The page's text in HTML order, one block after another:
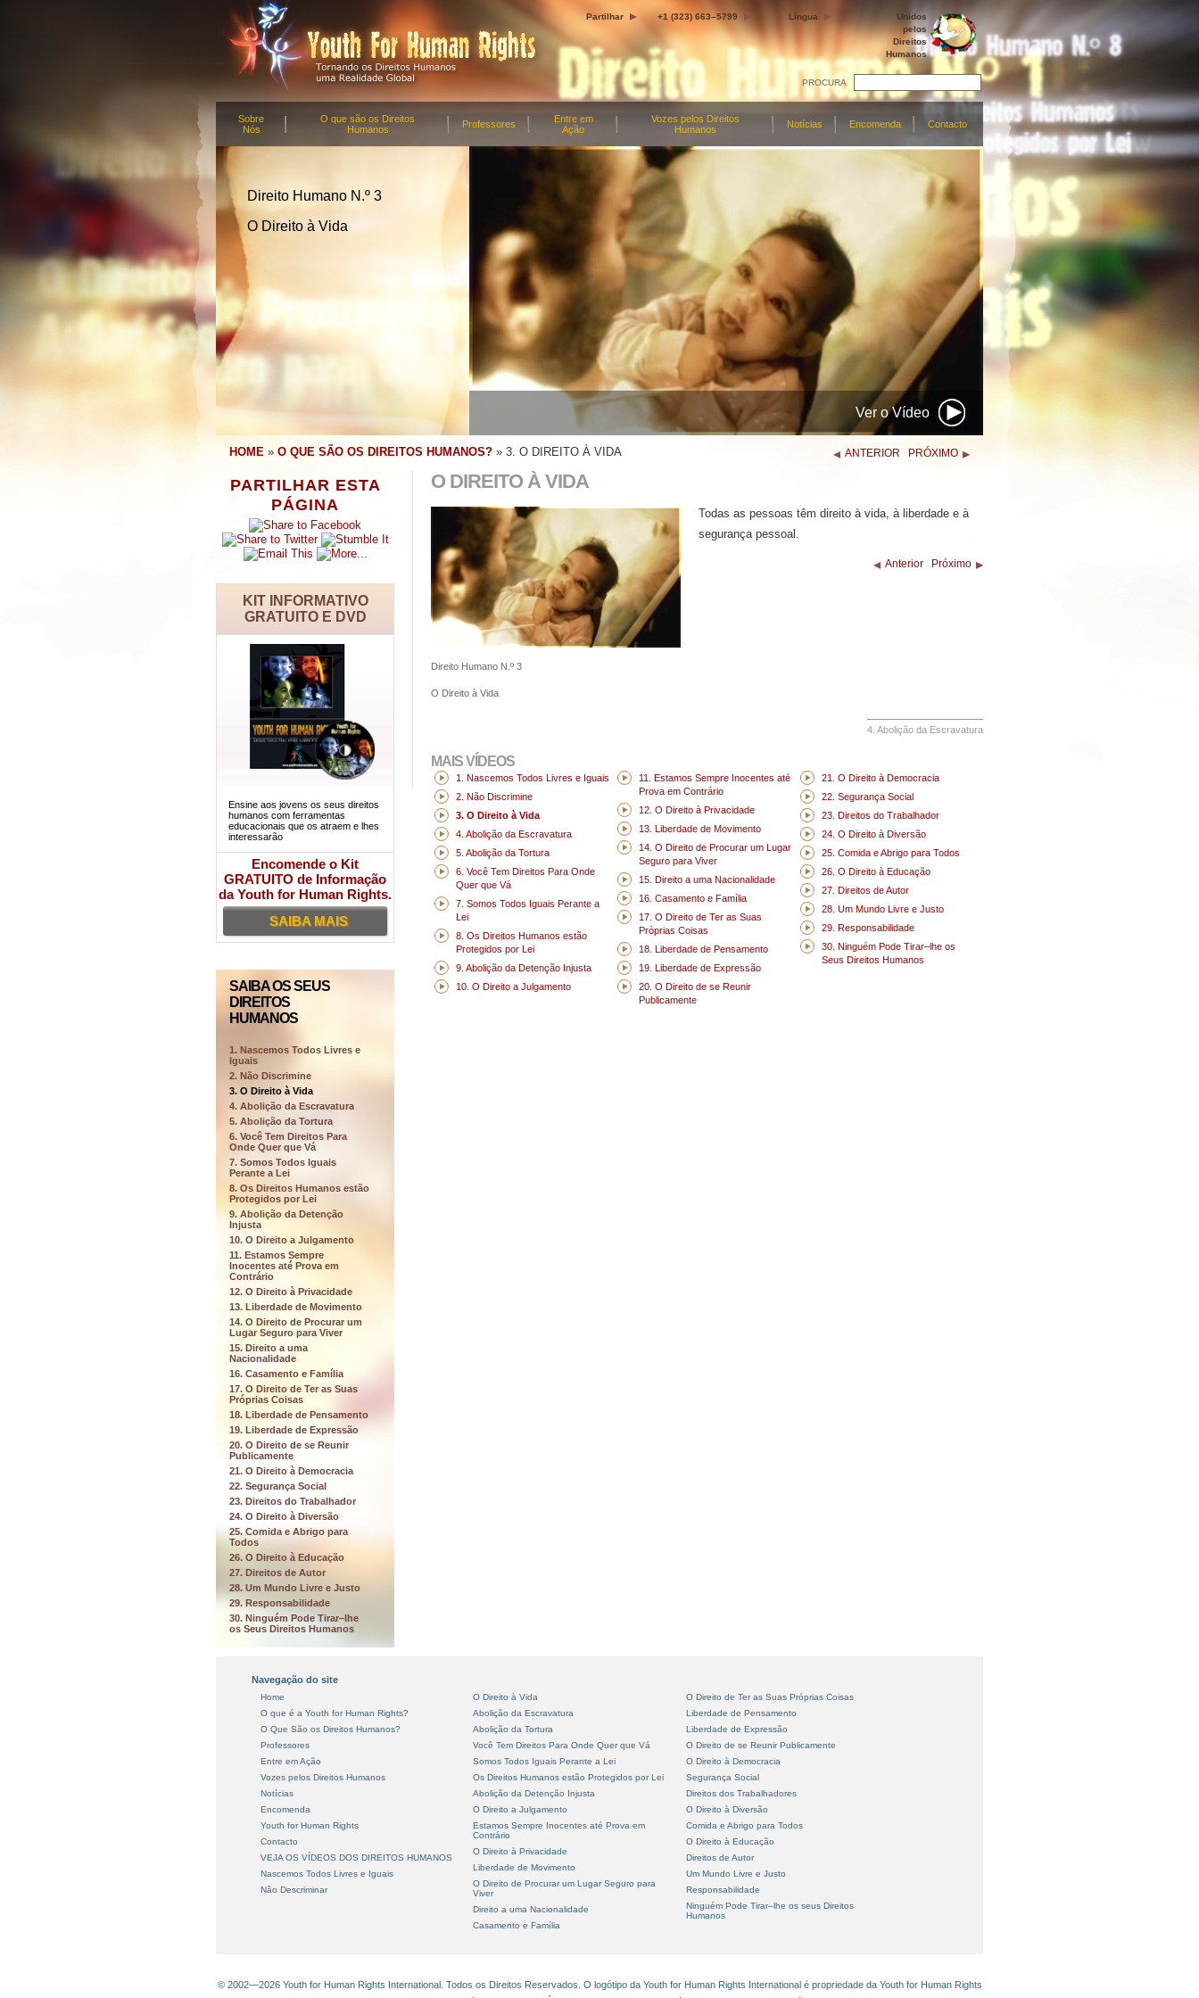
Partilhar +1 (323) 663–5799 Língua
Unidos
pelos
Direitos
Humanos
PROCURA
Sobre
Nós
O que são os Direitos
Humanos
Professores
Entre em
Ação
Vozes pelos Direitos
Humanos
Notícias Encomenda Contacto
Direito Humano N.º 3
O Direito à Vida
Ver o Vídeo
HOME » O QUE SÃO OS DIREITOS HUMANOS? » 3. O DIREITO À VIDA ANTERIOR PRÓXIMO
PARTILHAR ESTA
PÁGINA
KIT INFORMATIVO
GRATUITO E DVD
Ensine aos jovens os seus direitos
humanos com ferramentas
educacionais que os atraem e lhes
interessarão
Encomende o Kit
GRATUITO de Informação
da Youth for Human Rights.
SAIBA MAIS
SAIBA OS SEUS
DIREITOS
HUMANOS
1. Nascemos Todos Livres e
Iguais
2. Não Discrimine
3. O Direito à Vida
4. Abolição da Escravatura
5. Abolição da Tortura
6. Você Tem Direitos Para
Onde Quer que Vá
7. Somos Todos Iguais
Perante a Lei
8. Os Direitos Humanos estão
Protegidos por Lei
9. Abolição da Detenção
Injusta
10. O Direito a Julgamento
11. Estamos Sempre
Inocentes até Prova em
Contrário
12. O Direito à Privacidade
13. Liberdade de Movimento
14. O Direito de Procurar um
Lugar Seguro para Viver
15. Direito a uma
Nacionalidade
16. Casamento e Família
17. O Direito de Ter as Suas
Próprias Coisas
18. Liberdade de Pensamento
19. Liberdade de Expressão
20. O Direito de se Reunir
Publicamente
21. O Direito à Democracia
22. Segurança Social
23. Direitos do Trabalhador
24. O Direito à Diversão
25. Comida e Abrigo para
Todos
26. O Direito à Educação
27. Direitos de Autor
28. Um Mundo Livre e Justo
29. Responsabilidade
30. Ninguém Pode Tirar–lhe
os Seus Direitos Humanos
O DIREITO À VIDA
Direito Humano N.º 3
O Direito à Vida
Todas as pessoas têm direito à vida, à liberdade e à
segurança pessoal.
Anterior Próximo
4. Abolição da Escravatura
MAIS VÍDEOS
1. Nascemos Todos Livres e Iguais
2. Não Discrimine
3. O Direito à Vida
4. Abolição da Escravatura
5. Abolição da Tortura
6. Você Tem Direitos Para Onde
Quer que Vá
7. Somos Todos Iguais Perante a
Lei
8. Os Direitos Humanos estão
Protegidos por Lei
9. Abolição da Detenção Injusta
10. O Direito a Julgamento
11. Estamos Sempre Inocentes até
Prova em Contrário
12. O Direito à Privacidade
13. Liberdade de Movimento
14. O Direito de Procurar um Lugar
Seguro para Viver
15. Direito a uma Nacionalidade
16. Casamento e Família
17. O Direito de Ter as Suas
Próprias Coisas
18. Liberdade de Pensamento
19. Liberdade de Expressão
20. O Direito de se Reunir
Publicamente
21. O Direito à Democracia
22. Segurança Social
23. Direitos do Trabalhador
24. O Direito à Diversão
25. Comida e Abrigo para Todos
26. O Direito à Educação
27. Direitos de Autor
28. Um Mundo Livre e Justo
29. Responsabilidade
30. Ninguém Pode Tirar–lhe os
Seus Direitos Humanos
Navegação do site
Home
O que é a Youth for Human Rights?
O Que São os Direitos Humanos?
Professores
Entre em Ação
Vozes pelos Direitos Humanos
Notícias
Encomenda
Youth for Human Rights
Contacto
VEJA OS VÍDEOS DOS DIREITOS HUMANOS
Nascemos Todos Livres e Iguais
Não Descriminar
O Direito à Vida
Abolição da Escravatura
Abolição da Tortura
Você Tem Direitos Para Onde Quer que Vá
Somos Todos Iguais Perante a Lei
Os Direitos Humanos estão Protegidos por Lei
Abolição da Detenção Injusta
O Direito a Julgamento
Estamos Sempre Inocentes até Prova em
Contrário
O Direito à Privacidade
Liberdade de Movimento
O Direito de Procurar um Lugar Seguro para
Viver
Direito a uma Nacionalidade
Casamento e Família
O Direito de Ter as Suas Próprias Coisas
Liberdade de Pensamento
Liberdade de Expressão
O Direito de se Reunir Publicamente
O Direito à Democracia
Segurança Social
Direitos dos Trabalhadores
O Direito à Diversão
Comida e Abrigo para Todos
O Direito à Educação
Direitos de Autor
Um Mundo Livre e Justo
Responsabilidade
Ninguém Pode Tirar–lhe os seus Direitos
Humanos
© 2002—2026 Youth for Human Rights International. Todos os Direitos Reservados. O logótipo da Youth for Human Rights International é propriedade da Youth for Human Rights